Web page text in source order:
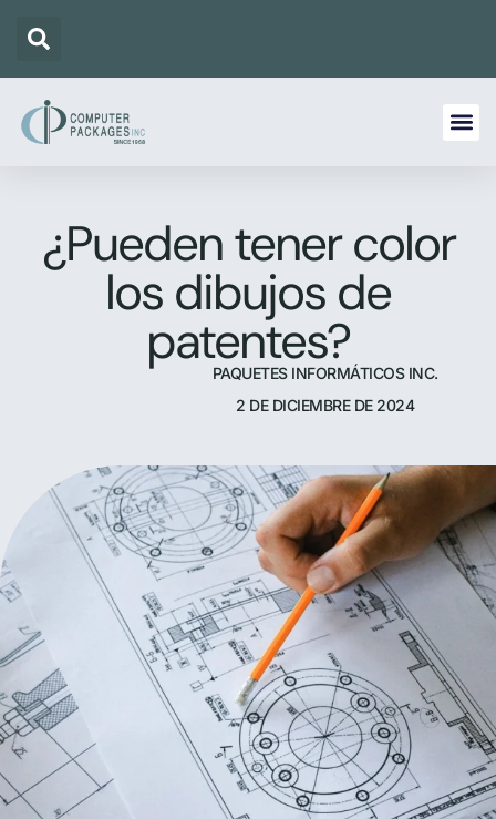
¿Pueden tener color
los dibujos de
patentes?
PAQUETES INFORMÁTICOS INC.
2 DE DICIEMBRE DE 2024